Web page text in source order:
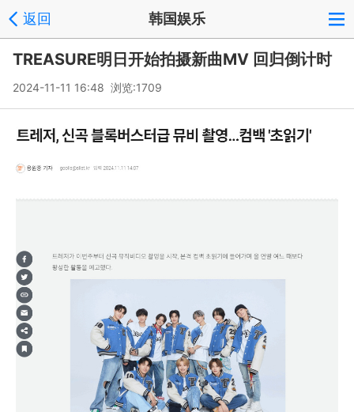
返回 韩国娱乐
TREASURE明日开始拍摄新曲MV 回归倒计时
2024-11-11 16:48 浏览:1709